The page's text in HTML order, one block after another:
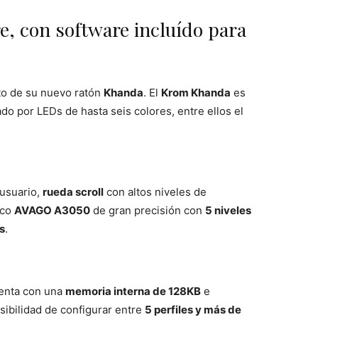
con software incluído para
de su nuevo ratón Khanda. El Krom Khanda es
por LEDs de hasta seis colores, entre ellos el
rueda scroll con altos niveles de
AVAGO A3050 de gran precisión con 5 niveles
.
con una memoria interna de 128KB e
de configurar entre 5 perfiles y más de